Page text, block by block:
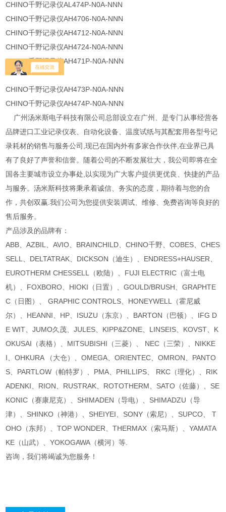
CHINO千野记录仪AL474P-N0A-NNN
CHINO千野记录仪AH4706-N0A-NNN
CHINO千野记录仪AH4712-N0A-NNN
CHINO千野记录仪AH4724-N0A-NNN
CHINO千野记录仪AH471P-N0A-NNN
CHINO千野记录仪AH473P-N0A-NNN
CHINO千野记录仪AH474P-N0A-NNN
广州汤米斯电子科技有限公司总部设立在广州、是专门从事经营各
品牌进口工业记录仪表、自动化设备、温度试纸与其配套用各型号记
录耗材的销售与服务公司,现已在国内外有多家合作伙伴,在业界已具
有了良好了声誉和信誉。随着公司的不断发展壮大，我公司即将在全
国各主要城市设立办事处,以实现为广大客户提供更优良、快捷的产品
与服务。汤米斯科技将秉承着诚信、务实的态度，期待着与您的合
作，共创双赢.我们公司为您提供安装调试、维修、免费咨询等良好的
售后服务。
产品涉及的品牌有：
ABB、AZBIL、AVIO、BRAINCHILD、CHINO千野、COBES、CHES
SELL、DELTATRAK、DICKSON（迪生）、ENDRESS+HAUSER、
EUROTHERM CHESSELL（欧陆）、FUJI ELECTRIC（富士电
机）、FOXBORO、HIOKI（日置）、GOULD/BRUSH、GRAPHTE
C（日图）、 GRAPHIC CONTROLS、HONEYWELL（霍尼威
尔）、HEANNI、HP、ISUZU（东京）、BARTON（巴顿）、IFG D
E WIT、JUMO久茂、JULES、KIPP&ZONE、LINSEIS、KOVST、K
OKUSAI（表格）、MITSUBISHI（三菱）、 NEC（三荣）、NIKKE
I、OHKURA （大仓）、OMEGA、ORIENTEC、OMRON、PANTO
S、PARTLOW（帕特罗）、PMA、PHILLIPS、 RKC（理化）、RIK
ADENKI、RION、RUSTRAK、ROTOTHERM、SATO（佐藤）、SE
KONIC（赛康尼克）、SHIMADEN（导电）、SHIMADZU（导
津）、SHINKO（神港）、SHEIYEI、SONY（索尼）、SUPCO、 T
OHO（东邦）、TOP WONDER、THERMAX（索马斯）、YAMATA
KE（山武）、YOKOGAWA（横河）等.
咨询，我们将竭诚为您服务！